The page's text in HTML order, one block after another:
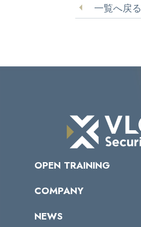
一覧へ戻る
OPEN TRAINING
受講者の声
COMPANY
トップメッセージ
NEWS